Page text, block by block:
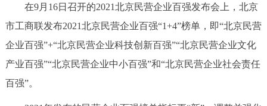
市领导 机构职能 政策服务
政策兑现 政策解读 回应关切
在9月16日召开的2021北京民营企业百强发布会上，北京
市工商联发布2021北京民营企业百强“1+4”榜单，即“北京民营
企业百强”+“北京民营企业科技创新百强”“北京民营企业文化
产业百强”“北京民营企业中小百强”和“北京民营企业社会责任
百强”。